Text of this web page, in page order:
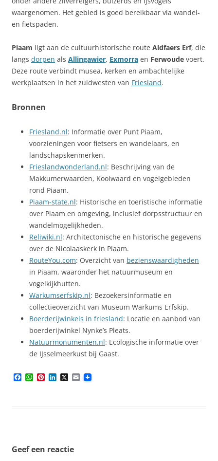
waargenomen. Het gebied is goed bereikbaar via wandel-
en fietspaden.
Piaam ligt aan de cultuurhistorische route Aldfaers Erf, die
langs dorpen als Allingawier, Exmorra en Ferwoude voert.
Deze route verbindt musea, kerken en ambachtelijke
werkplaatsen in het zuidwesten van Friesland.
Bronnen
Friesland.nl: Informatie over Punt Piaam,
voorzieningen voor fietsers en wandelaars, en
landschapskenmerken.
Frieslandwonderland.nl: Beschrijving van de
Makkumerwaarden, Kooiwaard en vogelgebieden
rond Piaam.
Piaam-state.nl: Historische en toeristische informatie
over Piaam en omgeving, inclusief dorpsstructuur en
wandelmogelijkheden.
Reliwiki.nl: Architectonische en historische gegevens
over de Nicolaaskerk in Piaam.
RouteYou.com: Overzicht van bezienswaardigheden
in Piaam, waaronder het natuurmuseum en
vogelkijkhutten.
Warkumserfskip.nl: Bezoekersinformatie en
collectieoverzicht van Museum Warkums Erfskip.
Boerderijwinkels in friesland: Locatie en aanbod van
boerderijwinkel Nynke’s Pleats.
Natuurmonumenten.nl: Ecologische informatie over
de IJsselmeerkust bij Gaast.
W P X E
m
Geef een reactie